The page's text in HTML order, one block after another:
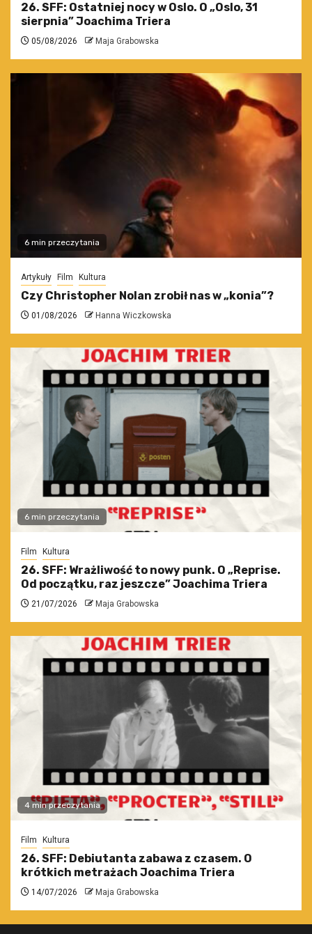
26. SFF: Ostatniej nocy w Oslo. O „Oslo, 31
sierpnia” Joachima Triera
05/08/2026 Maja Grabowska
6 min przeczytania
Artykuły Film Kultura
Czy Christopher Nolan zrobił nas w „konia”?
01/08/2026 Hanna Wiczkowska
6 min przeczytania
Film Kultura
26. SFF: Wrażliwość to nowy punk. O „Reprise.
Od początku, raz jeszcze” Joachima Triera
21/07/2026 Maja Grabowska
4 min przeczytania
Film Kultura
26. SFF: Debiutanta zabawa z czasem. O
krótkich metrażach Joachima Triera
14/07/2026 Maja Grabowska